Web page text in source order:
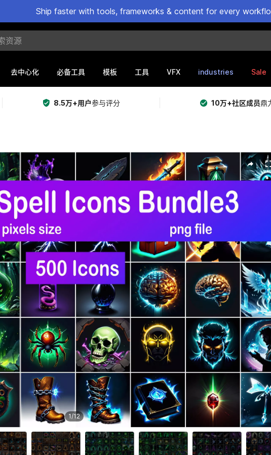
Ship faster with tools, frameworks & content for every
去中心化 必备工具 模板 工具 VFX industries Sale
8.5万+用户参与评分 10万+社区成员鼎
1/12